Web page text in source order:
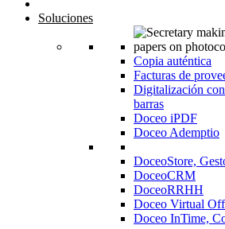
Soluciones
Copia auténtica
Facturas de
Digitalización
barras
Doceo iPDF
Doceo Ademptio
DoceoStore,
DoceoCRM
DoceoRRHH
Doceo Virtual
Doceo InTime,